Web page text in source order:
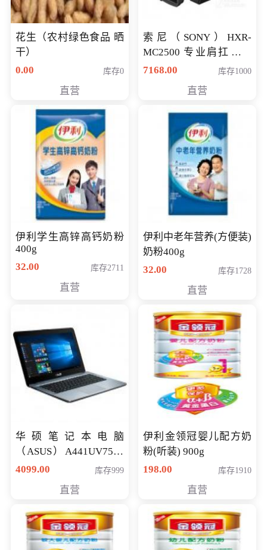
花生（农村绿色食品 晒
干）
0.00
库存0
直营
索尼（SONY）HXR-
MC2500 专业肩扛式存
储卡全高清摄录一体机
清入门级摄像机
7168.00 库存1000
直营
伊利学生高锌高钙奶粉
400g
32.00
库存2711
直营
伊利中老年营养(方便装)
奶粉400g
32.00
库存1728
直营
华硕笔记本电脑
（ASUS）A441UV7500
顽石（7代i7-7500U 4G
4099.00 库存999
直营
伊利金领冠婴儿配方奶
粉(听装) 900g
198.00
库存1910
直营